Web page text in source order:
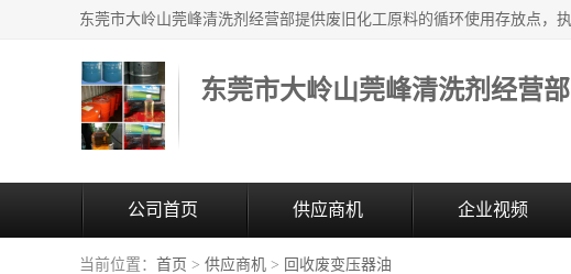
东莞市大岭山莞峰清洗剂经营部
公司首页 供应商机 企业视频
当前位置： 首页 > 供应商机 > 回收废变压器油